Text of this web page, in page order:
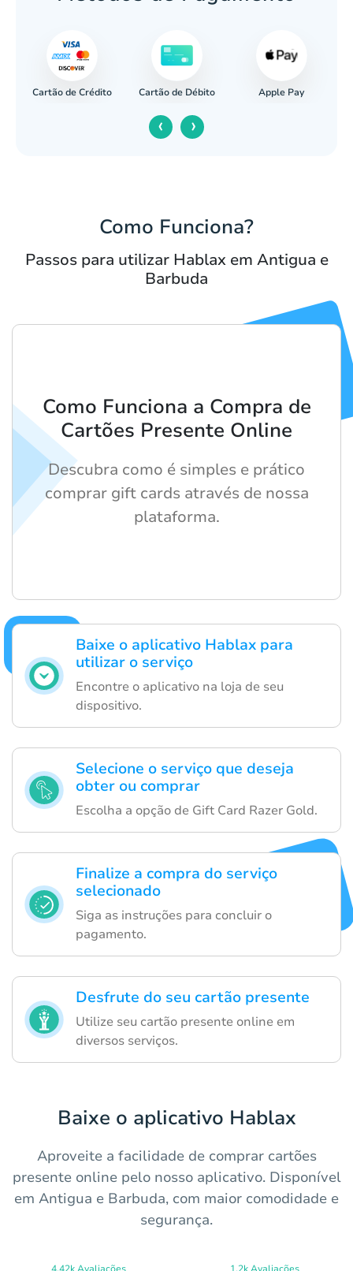
Cartão de Crédito Cartão de Débito Apple Pay
‹ ›
Como Funciona?
Passos para utilizar Hablax em Antigua e
Barbuda
Baixe o aplicativo Hablax para
utilizar o serviço
Encontre o aplicativo na loja de seu
dispositivo.
Selecione o serviço que deseja
obter ou comprar
Escolha a opção de Gift Card Razer Gold.
Finalize a compra do serviço
selecionado
Siga as instruções para concluir o
pagamento.
Desfrute do seu cartão presente
Utilize seu cartão presente online em
diversos serviços.
Como Funciona a Compra de
Cartões Presente Online
Descubra como é simples e prático
comprar gift cards através de nossa
plataforma.
Baixe o aplicativo Hablax
Aproveite a facilidade de comprar cartões
presente online pelo nosso aplicativo. Disponível
em Antigua e Barbuda, com maior comodidade e
segurança.